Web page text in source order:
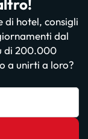
di hotel, consigli
dal
di 200.000
a unirti a loro?